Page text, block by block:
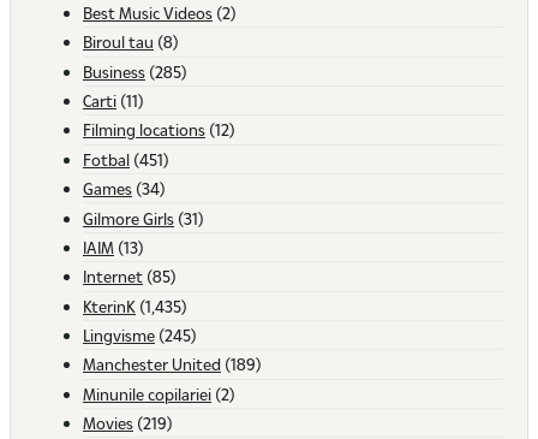
Best Music Videos (2)
Biroul tau (8)
Business (285)
Carti (11)
Filming locations (12)
Fotbal (451)
Games (34)
Gilmore Girls (31)
IAIM (13)
Internet (85)
KterinK (1,435)
Lingvisme (245)
Manchester United (189)
Minunile copilariei (2)
Movies (219)